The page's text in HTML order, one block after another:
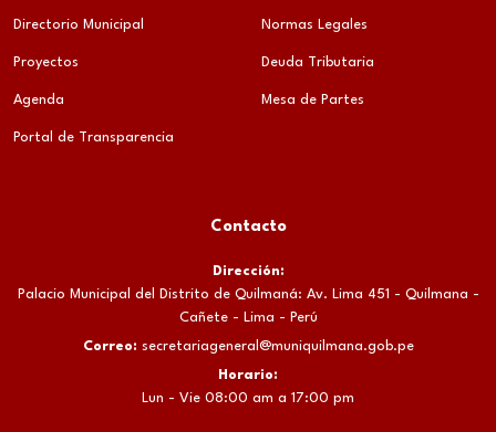
Directorio Municipal
Proyectos
Agenda
Portal de Transparencia
Normas Legales
Deuda Tributaria
Mesa de Partes
Contacto
Dirección:
Palacio Municipal del Distrito de Quilmaná: Av. Lima 451 - Quilmana -
Cañete - Lima - Perú
Correo: secretariageneral@muniquilmana.gob.pe
Horario:
Lun - Vie 08:00 am a 17:00 pm